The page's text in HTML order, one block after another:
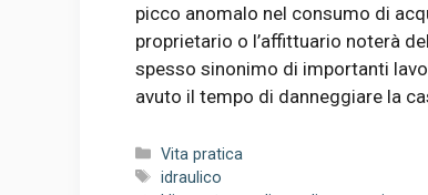
picco anomalo nel consumo di
proprietario o l’affittuario noterà
spesso sinonimo di importanti
avuto il tempo di danneggiare la
Categorie
Vita pratica
Tag
idraulico